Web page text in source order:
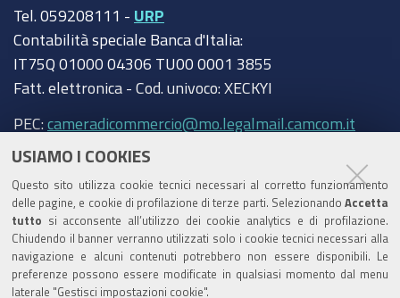
USIAMO I COOKIES
Questo sito utilizza cookie tecnici necessari al corretto funzionamento
delle pagine, e cookie di profilazione di terze parti. Selezionando Accetta
tutto si acconsente all’utilizzo dei cookie analytics e di profilazione.
Chiudendo il banner verranno utilizzati solo i cookie tecnici necessari alla
navigazione e alcuni contenuti potrebbero non essere disponibili. Le
preferenze possono essere modificate in qualsiasi momento dal menu
laterale "Gestisci impostazioni cookie".
Tel. 059208111 - URP
Contabilità speciale Banca d'Italia:
IT75Q 01000 04306 TU00 0001 3855
Fatt. elettronica - Cod. univoco: XECKYI
PEC: cameradicommercio@mo.legalmail.camcom.it
Trasparenza
Amministrazione trasparente
Albo Camerale
Pubblicità Legale